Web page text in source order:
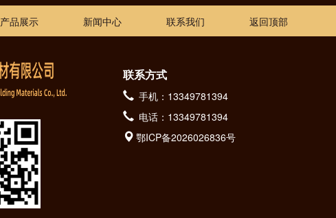
产品展示 新闻中心 联系我们 返回顶部
联系方式
手机：13349781394
电话：13349781394
鄂ICP备2026026836号